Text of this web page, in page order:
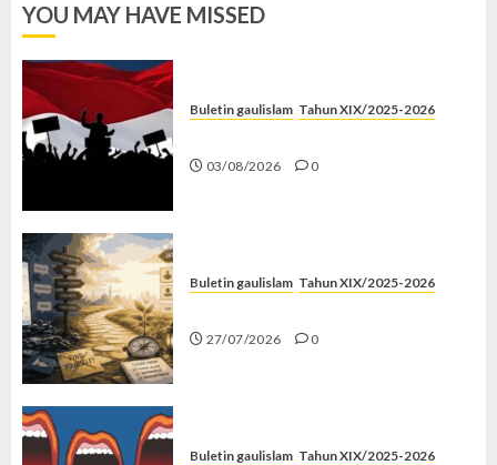
YOU MAY HAVE MISSED
Buletin gaulislam Tahun XIX/2025-2026
03/08/2026 0
Buletin gaulislam Tahun XIX/2025-2026
27/07/2026 0
Buletin gaulislam Tahun XIX/2025-2026